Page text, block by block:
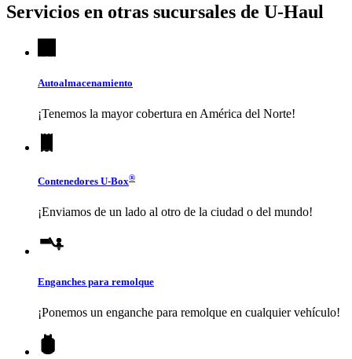
Servicios en otras sucursales de U-Haul
Autoalmacenamiento
¡Tenemos la mayor cobertura en América del Norte!
Contenedores U-Box®
¡Enviamos de un lado al otro de la ciudad o del mundo!
Enganches para remolque
¡Ponemos un enganche para remolque en cualquier vehículo!